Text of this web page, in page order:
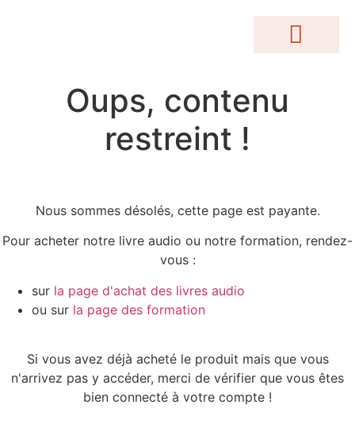
Oups, contenu
restreint !
Nous sommes désolés, cette page est payante.
Pour acheter notre livre audio ou notre formation, rendez-
vous :
sur la page d'achat des livres audio
ou sur la page des formation
Si vous avez déjà acheté le produit mais que vous
n'arrivez pas y accéder, merci de vérifier que vous êtes
bien connecté à votre compte !